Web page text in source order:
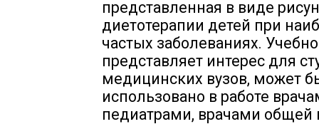
представленная в виде
диетотерапии детей при
частых заболеваниях.
представляет интерес для
медицинских вузов, может
использовано в работе
педиатрами, врачами общей